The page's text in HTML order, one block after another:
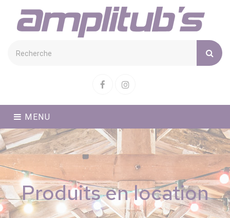
FacebookInstagram
MENU
Produits en location
Cookies management panel